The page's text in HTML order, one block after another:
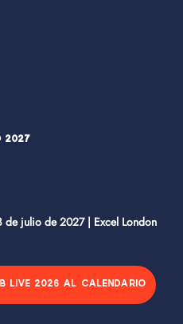
de julio de 2027 | Excel London
LIVE 2026 AL CALENDARIO